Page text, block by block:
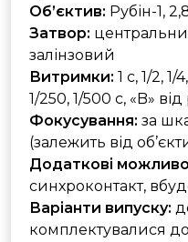
Об’єктив: Рубін-1,
Затвор:
залінзовий
Витримки: 1 с, 1/2, 1/
1/250, 1/500 с, «B»
Фокусування: за
(залежить від
Додаткові
синхроконтакт,
Варіанти випуску:
комплектувалися